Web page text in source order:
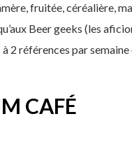
fruitée, céréalière,
Beer geeks (les
2 références par
CAFÉ